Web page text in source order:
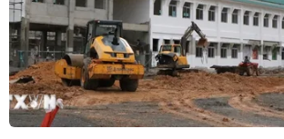
Tổng Biên tập: TRẦN TIẾN DUẨN
Phó Tổng Biên tập: NGUYỄN THỊ TÁM,
THỦY
Sở hữu trí tuệ
Quy định